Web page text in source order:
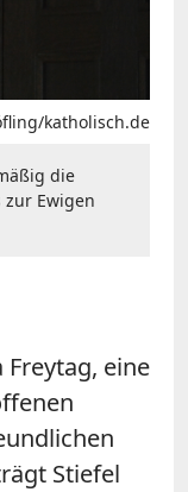
katholisch.de
die
Ewigen
eine
Stiefel